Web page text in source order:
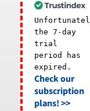
the 7-day
trial
period has
expired.
Check our
subscription
plans! >>